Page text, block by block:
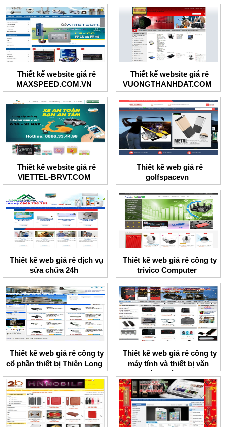
Thiết kế website giá rẻ
MAXSPEED.COM.VN
Thiết kế website giá rẻ
VUONGTHANHDAT.COM
Thiết kế website giá rẻ
VIETTEL-BRVT.COM
Thiết kế web giá rẻ
golfspacevn
Thiết kế web giá rẻ dịch vụ
sửa chữa 24h
Thiết kế web giá rẻ công ty
trivico Computer
Thiết kế web giá rẻ công ty
cổ phần thiết bị Thiên Long
Thiết kế web giá rẻ công ty
máy tính và thiết bị văn
phòng Hà Nam